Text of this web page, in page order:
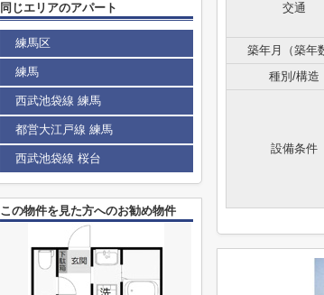
交通
築年月（築年
種別/構造
設備条件
同じエリアのアパート
練馬区
練馬
西武池袋線 練馬
都営大江戸線 練馬
西武池袋線 桜台
この物件を見た方へのお勧め物件